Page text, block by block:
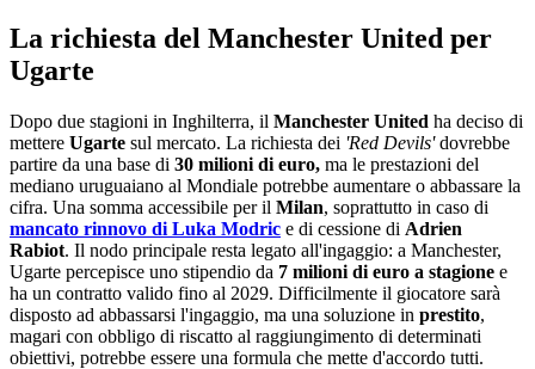
La richiesta del Manchester United per
Ugarte
Dopo due stagioni in Inghilterra, il Manchester United ha deciso di
mettere Ugarte sul mercato. La richiesta dei 'Red Devils'dovrebbe
partire da una base di 30 milioni di euro, ma le prestazioni del
mediano uruguaiano al Mondiale potrebbe aumentare o abbassare la
cifra. Una somma accessibile per il Milan, soprattutto in caso di
mancato rinnovo di Luka Modric e di cessione di Adrien
Rabiot. Il nodo principale resta legato all'ingaggio: a Manchester,
Ugarte percepisce uno stipendio da 7 milioni di euro a stagione e
ha un contratto valido fino al 2029. Difficilmente il giocatore sarà
disposto ad abbassarsi l'ingaggio, ma una soluzione in prestito,
magari con obbligo di riscatto al raggiungimento di determinati
obiettivi, potrebbe essere una formula che mette d'accordo tutti.